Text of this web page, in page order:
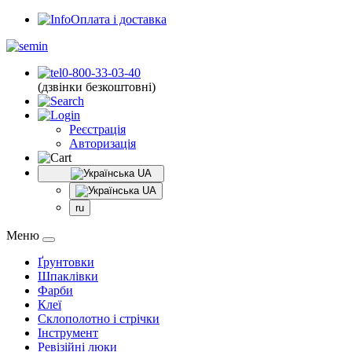
Оплата і доставка
0-800-33-03-40
(дзвінки безкоштовні)
Реєстрація
Авторизація
UA
UA
ru
Меню
Ґрунтовки
Шпаклівки
Фарби
Клеї
Склополотно і стрічки
Інструмент
Ревізійні люки